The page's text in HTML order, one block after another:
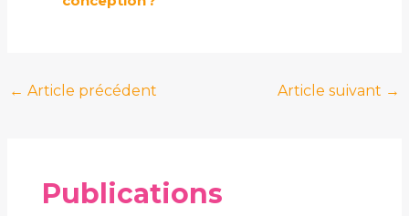
← Article précédent Article suivant →
Publications